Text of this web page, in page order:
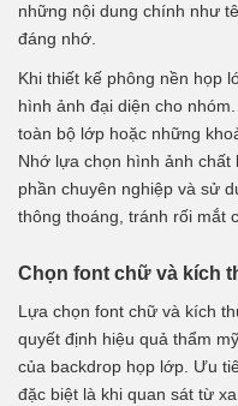
những nội dung chính như
đáng nhớ.
Khi thiết kế phông nền họp
hình ảnh đại diện cho
toàn bộ lớp hoặc những
Nhớ lựa chọn hình ảnh
phần chuyên nghiệp và sử
thông thoáng, tránh rối mắt
Chọn font chữ và kích
Lựa chọn font chữ và kích
quyết định hiệu quả thẩm
của backdrop họp lớp. Ưu
đặc biệt là khi quan sát từ